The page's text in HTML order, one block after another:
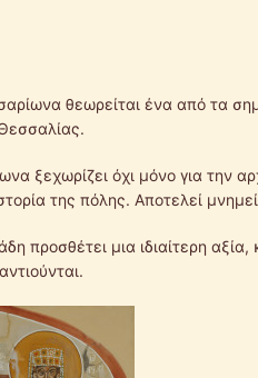
θεωρείται ένα από τα
ξεχωρίζει όχι μόνο για την
της πόλης. Αποτελεί
προσθέτει μια ιδιαίτερη